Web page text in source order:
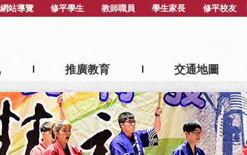
網站導覽 修平學生 教師職員 學生家長 修平校友
推廣教育 交通地圖